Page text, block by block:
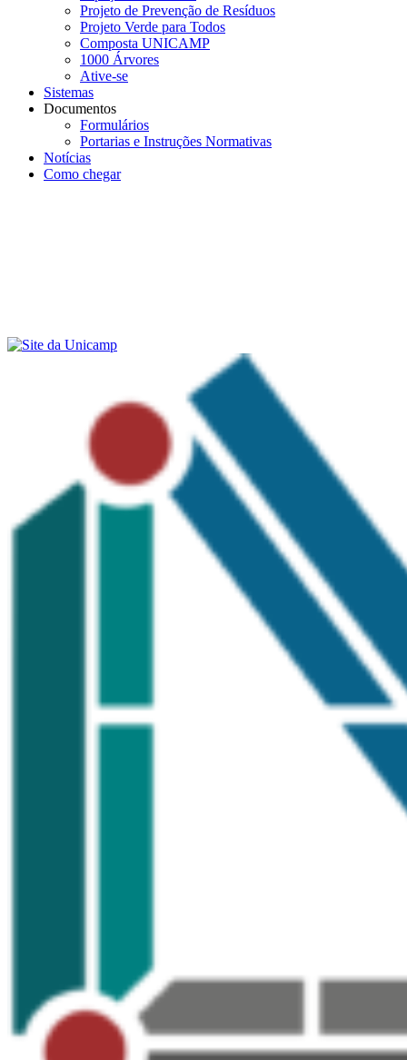
Projeto de Prevenção de Resíduos
Projeto Verde para Todos
Composta UNICAMP
1000 Árvores
Ative-se
Sistemas
Documentos
Formulários
Portarias e Instruções Normativas
Notícias
Como chegar